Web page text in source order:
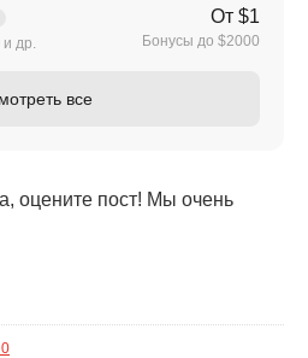
и др.
От $1
Бонусы до $2000
все
оцените пост! Мы очень